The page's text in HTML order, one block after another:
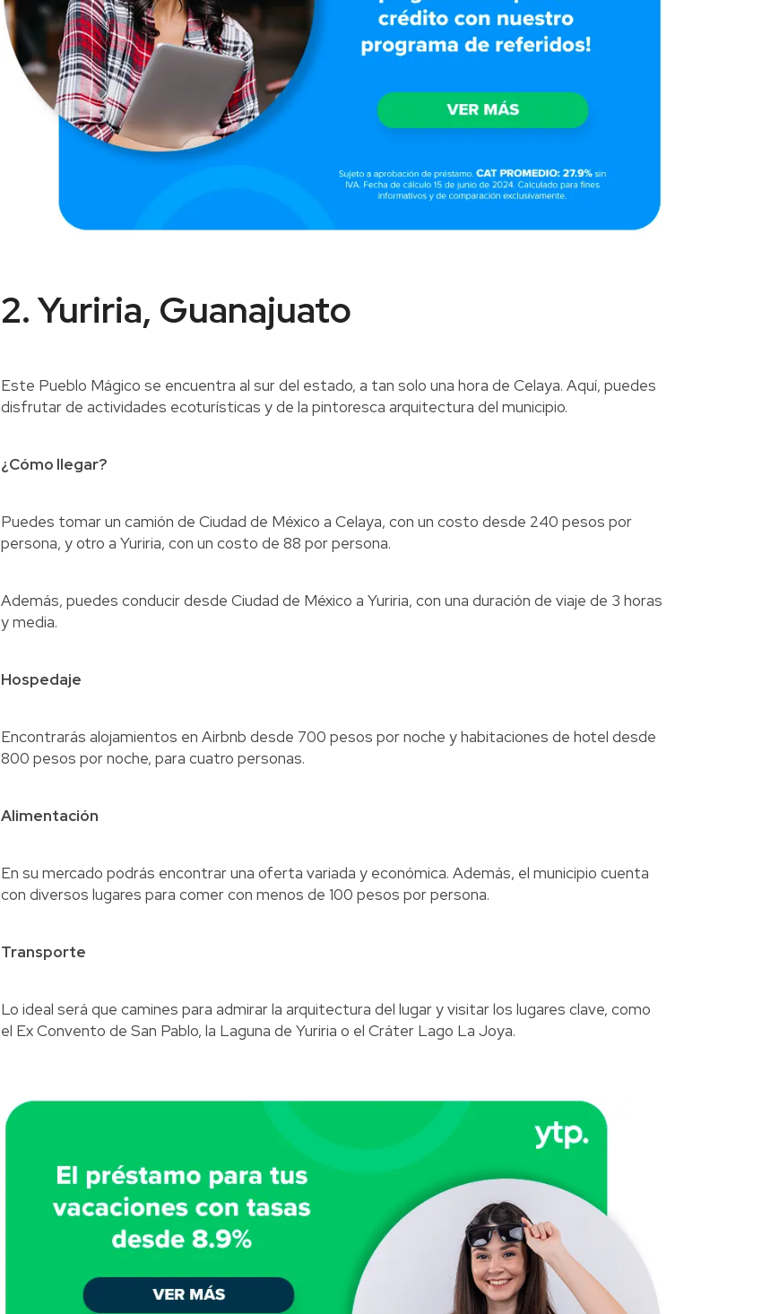
2. Yuriria, Guanajuato
Este Pueblo Mágico se encuentra al sur del estado, a tan solo una hora de Celaya. Aquí, puedes
disfrutar de actividades ecoturísticas y de la pintoresca arquitectura del municipio.
¿Cómo llegar?
Puedes tomar un camión de Ciudad de México a Celaya, con un costo desde 240 pesos por
persona, y otro a Yuriria, con un costo de 88 por persona.
Además, puedes conducir desde Ciudad de México a Yuriria, con una duración de viaje de 3 horas
y media.
Hospedaje
Encontrarás alojamientos en Airbnb desde 700 pesos por noche y habitaciones de hotel desde
800 pesos por noche, para cuatro personas.
Alimentación
En su mercado podrás encontrar una oferta variada y económica. Además, el municipio cuenta
con diversos lugares para comer con menos de 100 pesos por persona.
Transporte
Lo ideal será que camines para admirar la arquitectura del lugar y visitar los lugares clave, como
el Ex Convento de San Pablo, la Laguna de Yuriria o el Cráter Lago La Joya.